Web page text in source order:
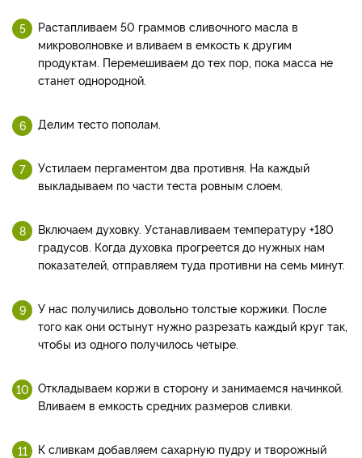
Растапливаем 50 граммов сливочного масла в
микроволновке и вливаем в емкость к другим
продуктам. Перемешиваем до тех пор, пока масса не
станет однородной.
Делим тесто пополам.
Устилаем пергаментом два противня. На каждый
выкладываем по части теста ровным слоем.
Включаем духовку. Устанавливаем температуру +180
градусов. Когда духовка прогреется до нужных нам
показателей, отправляем туда противни на семь минут.
У нас получились довольно толстые коржики. После
того как они остынут нужно разрезать каждый круг так,
чтобы из одного получилось четыре.
Откладываем коржи в сторону и занимаемся начинкой.
Вливаем в емкость средних размеров сливки.
К сливкам добавляем сахарную пудру и творожный